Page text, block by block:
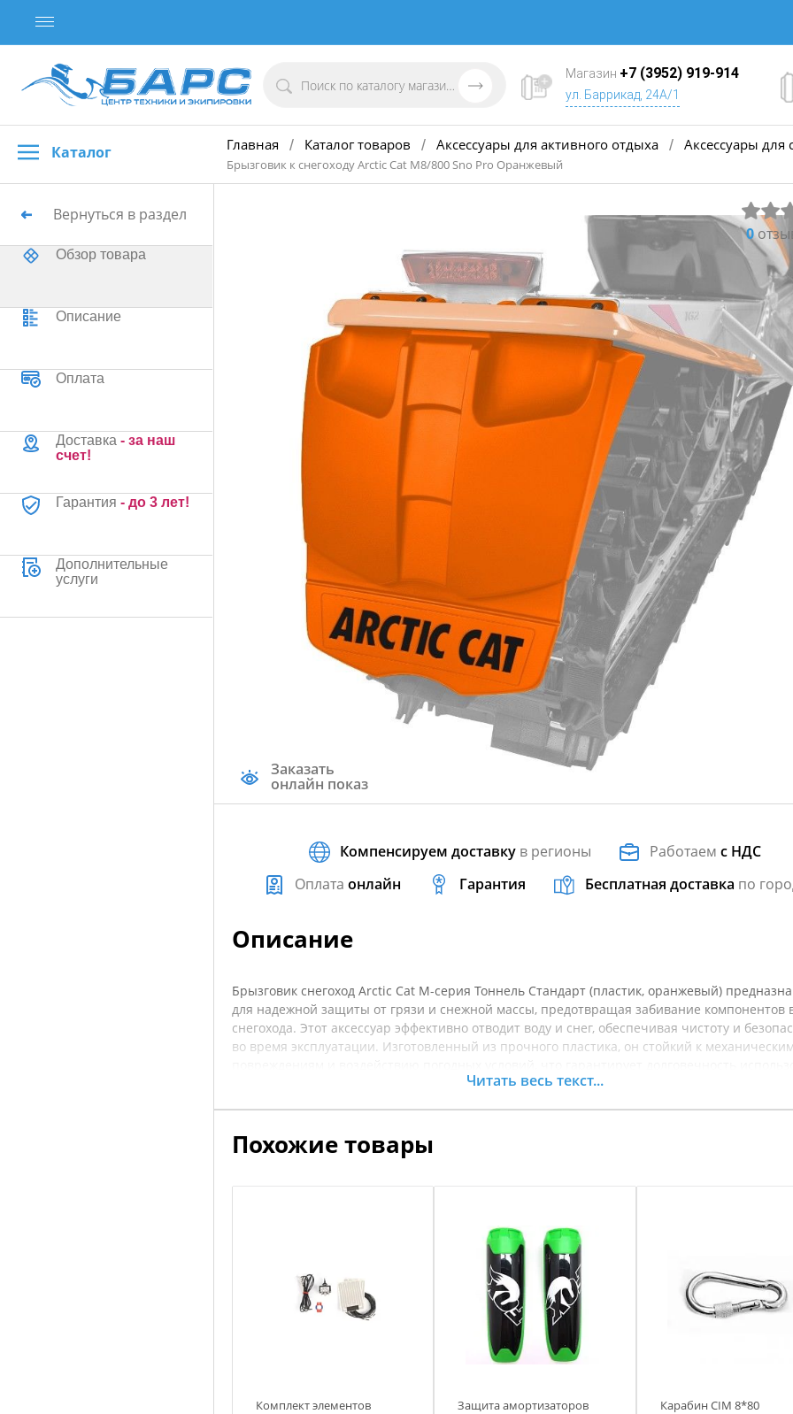
Магазин +7 (3952) 919-914
ул. Баррикад, 24А/1
Каталог Главная / Каталог товаров / Аксессуары для активного отдыха / Аксессуары для
Брызговик к снегоходу Arctic Cat М8/800 Sno Pro Оранжевый
Вернуться в раздел
Обзор товара
Описание
Оплата
Доставка - за наш
счет!
Гарантия - до 3 лет!
Дополнительные
услуги
0
Заказать
онлайн показ
Компенсируем доставку в регионы Работаемс НДС
Оплата онлайн Гарантия Бесплатная доставка по
Описание
Брызговик снегоход Arctic Cat M-серия Тоннель Стандарт (пластик, оранжевый)
для надежной защиты от грязи и снежной массы, предотвращая забивание компонентов
снегохода. Этот аксессуар эффективно отводит воду и снег, обеспечивая чистоту и
во время эксплуатации. Изготовленный из прочного пластика, он стойкий к механическим
даже в самых суровых климатических условиях. Установка брызговика не требует
обеспечивая вам комфорт и уверенность в пути. Не забудьте, что перед покупкой
уточнять характеристики товара, чтобы выбрать идеальное решение для своего снегохода.
Читать весь текст...
Похожие товары
Комплект элементов
Защита амортизаторов
Карабин CIM 8*80